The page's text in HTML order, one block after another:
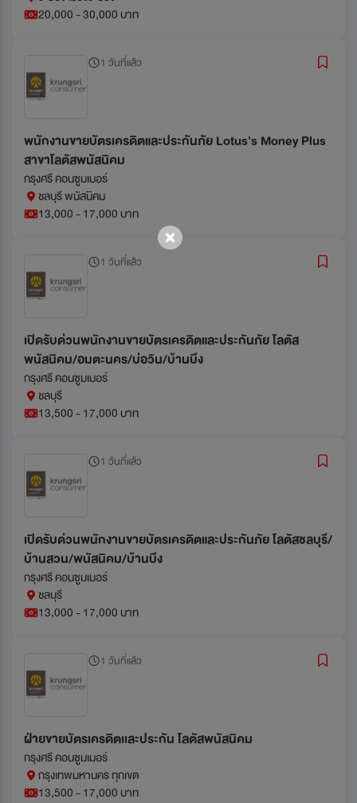
20,000 - 30,000 บาท
1 วันที่แล้ว
พนักงานขายบัตรเครดิตและประกันภัย Lotus's Money Plus
สาขาโลตัสพนัสนิคม
กรุงศรี คอนซูมเมอร์
ชลบุรี พนัสนิคม
13,000 - 17,000 บาท
1 วันที่แล้ว
เปิดรับด่วนพนักงานขายบัตรเครดิตและประกันภัย โลตัส
พนัสนิคม/อมตะนคร/บ่อวิน/บ้านบึง
กรุงศรี คอนซูมเมอร์
ชลบุรี
13,500 - 17,000 บาท
1 วันที่แล้ว
เปิดรับด่วนพนักงานขายบัตรเครดิตและประกันภัย โลตัสชลบุรี/
บ้านสวน/พนัสนิคม/บ้านบึง
กรุงศรี คอนซูมเมอร์
ชลบุรี
13,000 - 17,000 บาท
1 วันที่แล้ว
ฝ่ายขายบัตรเครดิตเเละประกัน โลตัสพนัสนิคม
กรุงศรี คอนซูมเมอร์
กรุงเทพมหานคร ทุกเขต
13,500 - 17,000 บาท